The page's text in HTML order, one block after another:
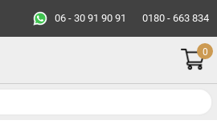
06 - 30 91 90 91 0180 - 663 834
0